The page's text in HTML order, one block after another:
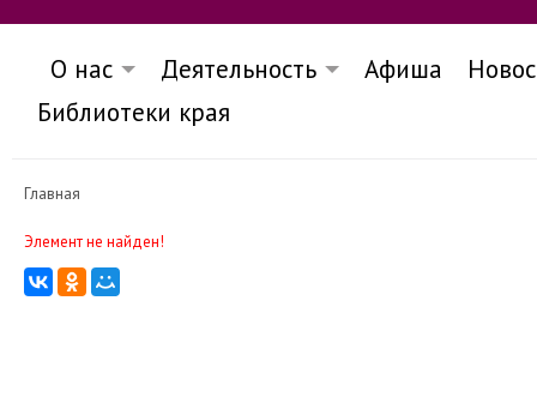
О нас Деятельность Афиша
Библиотеки края
Главная
Элемент не найден!